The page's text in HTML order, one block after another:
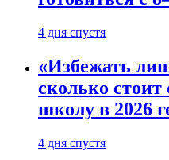
4 дня спустя
«Избежать
сколько стоит
школу в 2026
4 дня спустя